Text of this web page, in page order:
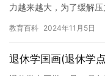
力越来越大，为了缓解
好地…
教育百科 2024年11月5日
退休学国画(退休学